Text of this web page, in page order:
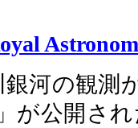
銀河の観測
が公開さ